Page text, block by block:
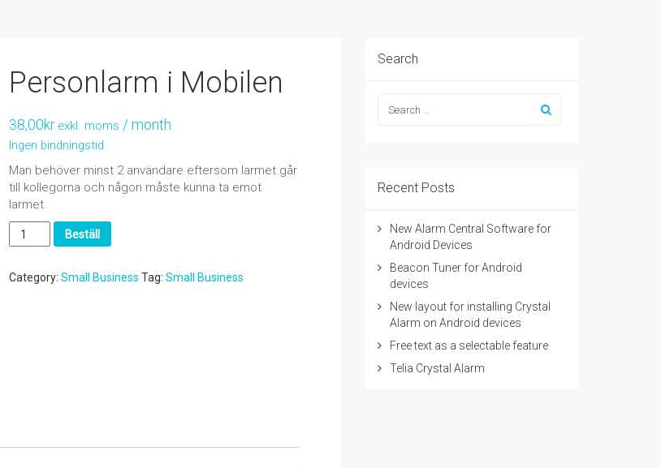
Personlarm i Mobilen
38,00kr exkl. moms / month
Ingen bindningstid
Man behöver minst 2 användare eftersom larmet går
till kollegorna och någon måste kunna ta emot
larmet.
Personlarm
i
quantity
Beställ
Category: Small Business Tag: Small Business
Search
Recent Posts
New Alarm Central Software for
Android Devices
Beacon Tuner for Android
devices
New layout for installing Crystal
Alarm on Android devices
Free text as a selectable feature
Telia Crystal Alarm